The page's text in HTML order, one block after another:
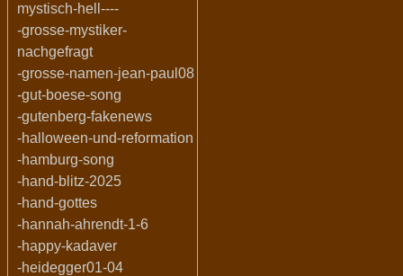
mystisch-hell----
-grosse-mystiker-
nachgefragt
-grosse-namen-jean-paul08
-gut-boese-song
-gutenberg-fakenews
-halloween-und-reformation
-hamburg-song
-hand-blitz-2025
-hand-gottes
-hannah-ahrendt-1-6
-happy-kadaver
-heidegger01-04